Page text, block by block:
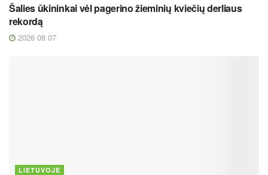
Šalies ūkininkai vėl pagerino žieminių kviečių derliaus
rekordą
2026 08 07
LIETUVOJE